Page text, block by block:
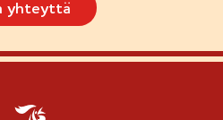
yhteyttä